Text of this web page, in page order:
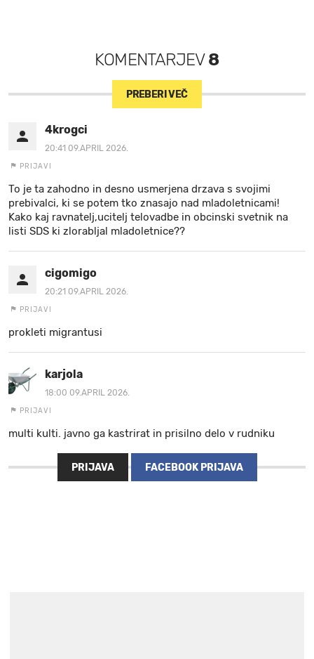
KOMENTARJEV8
PREBERI VEČ
4krogci
20:41 09.APRIL 2026.
PRIJAVI
To je ta zahodno in desno usmerjena drzava s svojimi
prebivalci, ki se potem tko znasajo nad mladoletnicami!
Kako kaj ravnatelj,ucitelj telovadbe in obcinski svetnik na
listi SDS ki zlorabljal mladoletnice??
cigomigo
20:21 09.APRIL 2026.
PRIJAVI
prokleti migrantusi
karjola
18:00 09.APRIL 2026.
PRIJAVI
multi kulti. javno ga kastrirat in prisilno delo v rudniku
PRIJAVA FACEBOOK PRIJAVA